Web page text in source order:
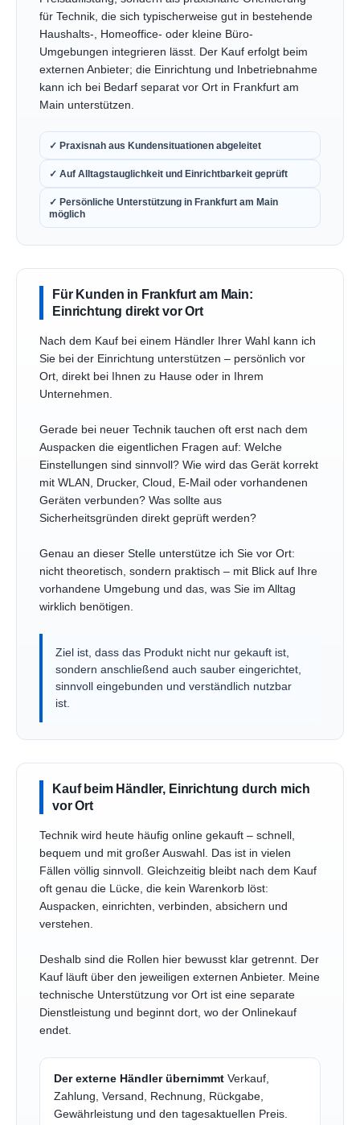
für Technik, die sich typischerweise gut in bestehende
Haushalts-, Homeoffice- oder kleine Büro-
Umgebungen integrieren lässt. Der Kauf erfolgt beim
externen Anbieter; die Einrichtung und Inbetriebnahme
kann ich bei Bedarf separat vor Ort in Frankfurt am
Main unterstützen.
✓ Praxisnah aus Kundensituationen abgeleitet
✓ Auf Alltagstauglichkeit und Einrichtbarkeit geprüft
✓ Persönliche Unterstützung in Frankfurt am Main
möglich
Für Kunden in Frankfurt am Main:
Einrichtung direkt vor Ort
Nach dem Kauf bei einem Händler Ihrer Wahl kann ich
Sie bei der Einrichtung unterstützen – persönlich vor
Ort, direkt bei Ihnen zu Hause oder in Ihrem
Unternehmen.
Gerade bei neuer Technik tauchen oft erst nach dem
Auspacken die eigentlichen Fragen auf: Welche
Einstellungen sind sinnvoll? Wie wird das Gerät korrekt
mit WLAN, Drucker, Cloud, E-Mail oder vorhandenen
Geräten verbunden? Was sollte aus
Sicherheitsgründen direkt geprüft werden?
Genau an dieser Stelle unterstütze ich Sie vor Ort:
nicht theoretisch, sondern praktisch – mit Blick auf Ihre
vorhandene Umgebung und das, was Sie im Alltag
wirklich benötigen.
Ziel ist, dass das Produkt nicht nur gekauft ist,
sondern anschließend auch sauber eingerichtet,
sinnvoll eingebunden und verständlich nutzbar
ist.
Kauf beim Händler, Einrichtung durch mich
vor Ort
Technik wird heute häufig online gekauft – schnell,
bequem und mit großer Auswahl. Das ist in vielen
Fällen völlig sinnvoll. Gleichzeitig bleibt nach dem Kauf
oft genau die Lücke, die kein Warenkorb löst:
Auspacken, einrichten, verbinden, absichern und
verstehen.
Deshalb sind die Rollen hier bewusst klar getrennt. Der
Kauf läuft über den jeweiligen externen Anbieter. Meine
technische Unterstützung vor Ort ist eine separate
Dienstleistung und beginnt dort, wo der Onlinekauf
endet.
Der externe Händler übernimmt Verkauf,
Zahlung, Versand, Rechnung, Rückgabe,
Gewährleistung und den tagesaktuellen Preis.